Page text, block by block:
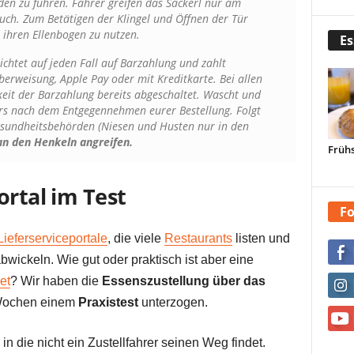
Zum Betätigen der Klingel und Öffnen der Tür
Ellenbogen zu nutzen.
auf jeden Fall auf Barzahlung und zahlt
Apple Pay oder mit Kreditkarte. Bei allen
der Barzahlung bereits abgeschaltet. Wascht und
nach dem Entgegennehmen eurer Bestellung. Folgt
(Niesen und Husten nur in den
den Henkeln angreifen.
im Test
, die viele Restaurantslisten und
Wie gut oder praktisch ist aber eine
? Wir haben die Essenszustellung über das
einem Praxistestunterzogen.
die nicht ein Zustellfahrer seinen Weg findet.